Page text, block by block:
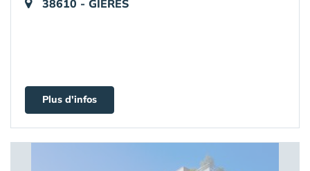
38610 - GIERES
Plus d'infos